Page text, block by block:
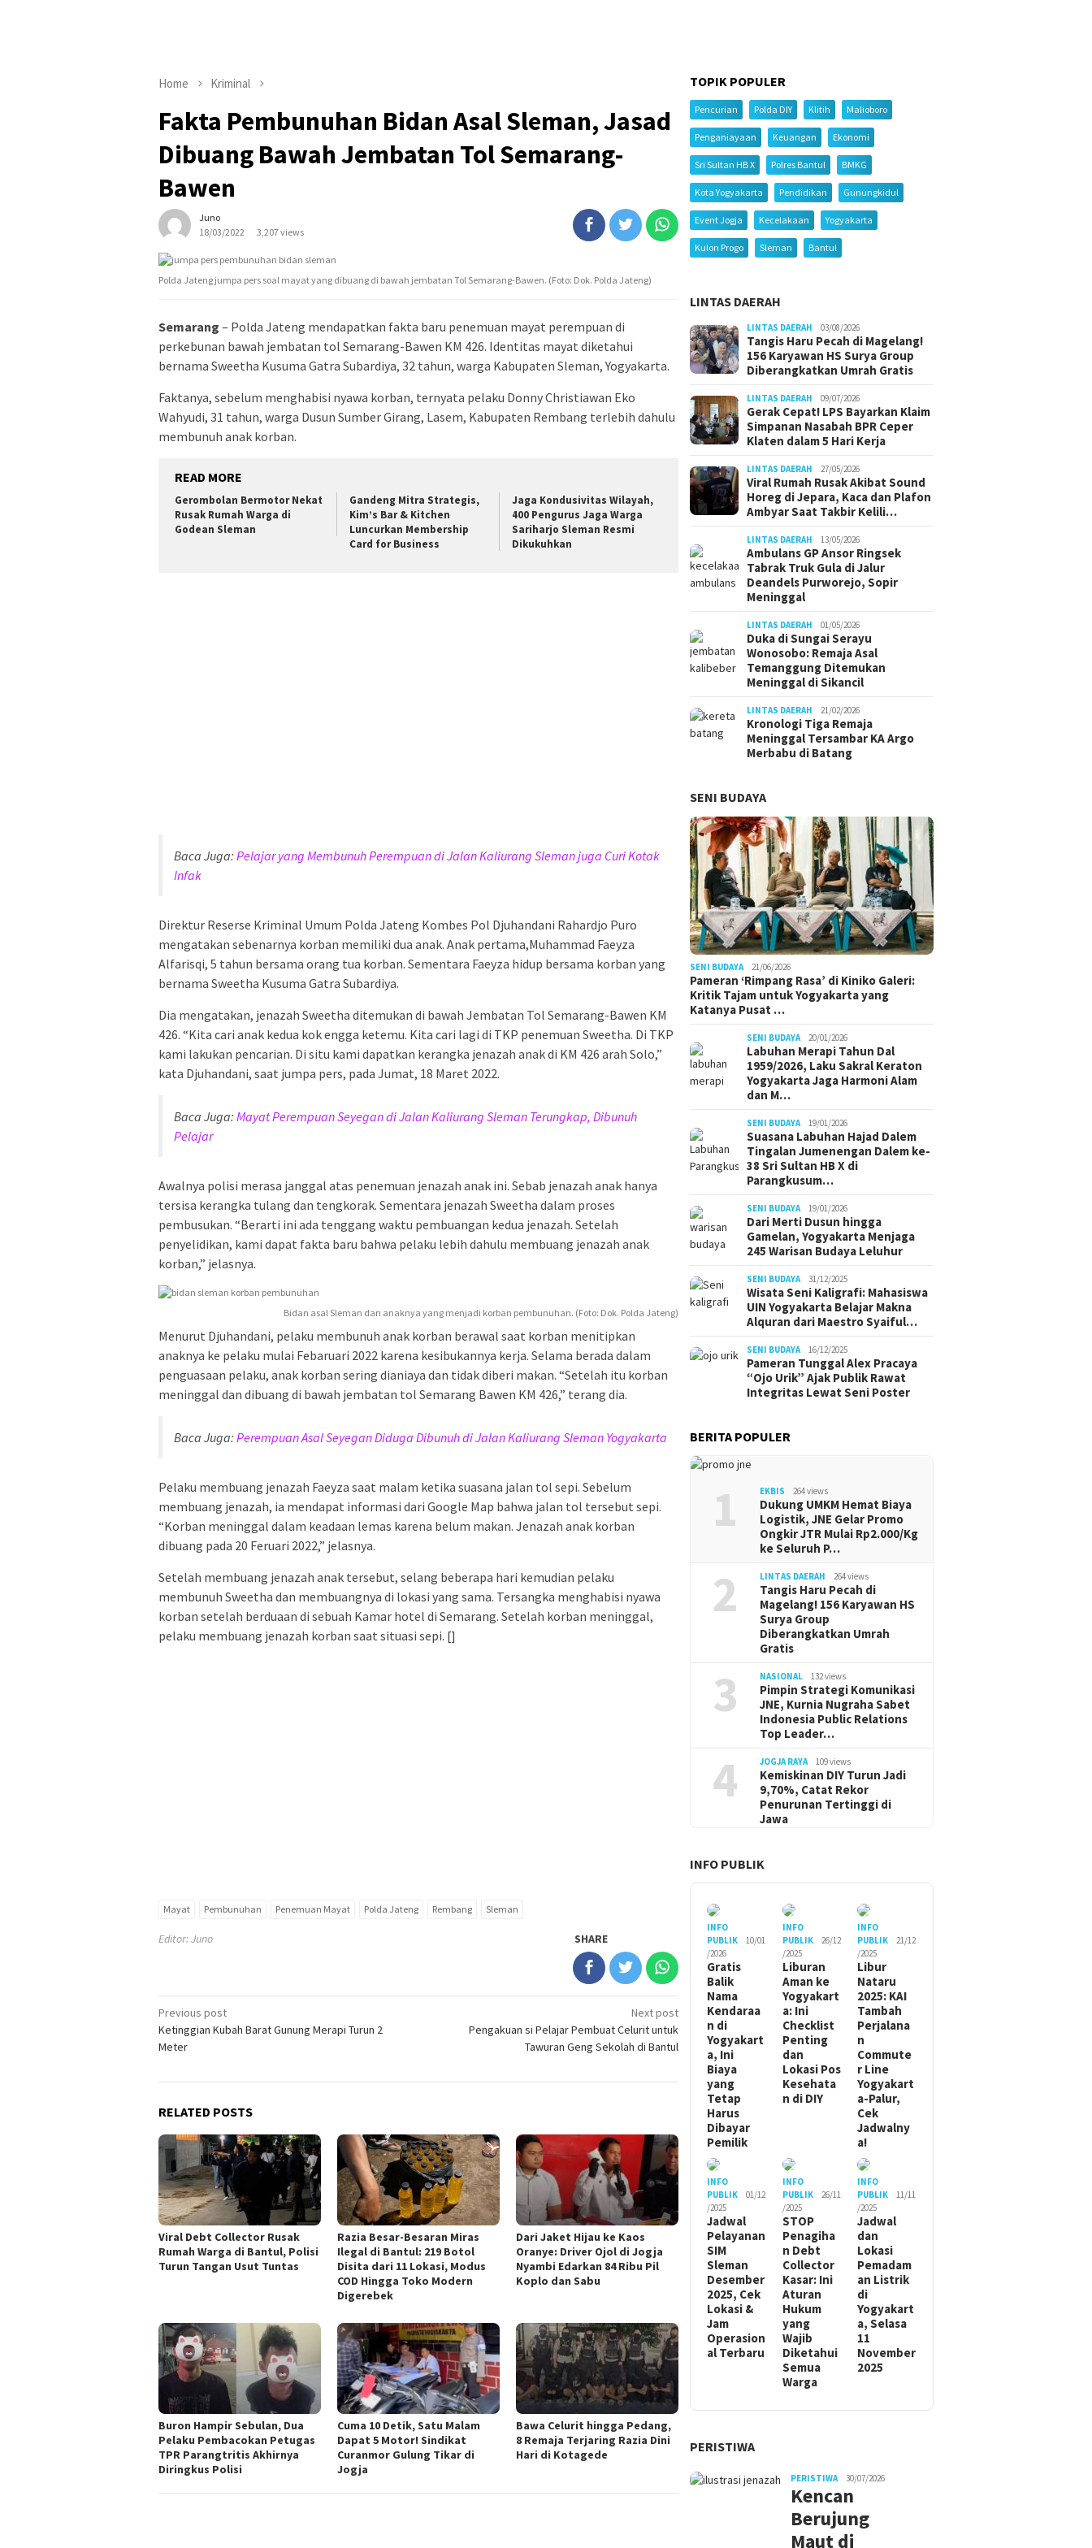
Home Kriminal
Fakta Pembunuhan Bidan Asal Sleman, Jasad
Dibuang Bawah Jembatan Tol Semarang-
Bawen
Juno
18/03/2022
3,207 views
Polda Jateng jumpa pers soal mayat yang dibuang di bawah jembatan Tol Semarang-Bawen. (Foto: Dok. Polda Jateng)
Semarang – Polda Jateng mendapatkan fakta baru penemuan mayat perempuan di
perkebunan bawah jembatan tol Semarang-Bawen KM 426. Identitas mayat diketahui
bernama Sweetha Kusuma Gatra Subardiya, 32 tahun, warga Kabupaten Sleman, Yogyakarta.
Faktanya, sebelum menghabisi nyawa korban, ternyata pelaku Donny Christiawan Eko
Wahyudi, 31 tahun, warga Dusun Sumber Girang, Lasem, Kabupaten Rembang terlebih dahulu
membunuh anak korban.
READ MORE
Gerombolan Bermotor Nekat
Rusak Rumah Warga di
Godean Sleman
Gandeng Mitra Strategis,
Kim’s Bar & Kitchen
Luncurkan Membership
Card for Business
Jaga Kondusivitas Wilayah,
400 Pengurus Jaga Warga
Sariharjo Sleman Resmi
Dikukuhkan
Baca Juga: Pelajar yang Membunuh Perempuan di Jalan Kaliurang Sleman juga Curi Kotak
Infak
Direktur Reserse Kriminal Umum Polda Jateng Kombes Pol Djuhandani Rahardjo Puro
mengatakan sebenarnya korban memiliki dua anak. Anak pertama,Muhammad Faeyza
Alfarisqi, 5 tahun bersama orang tua korban. Sementara Faeyza hidup bersama korban yang
bernama Sweetha Kusuma Gatra Subardiya.
Dia mengatakan, jenazah Sweetha ditemukan di bawah Jembatan Tol Semarang-Bawen KM
426. “Kita cari anak kedua kok engga ketemu. Kita cari lagi di TKP penemuan Sweetha. Di TKP
kami lakukan pencarian. Di situ kami dapatkan kerangka jenazah anak di KM 426 arah Solo,”
kata Djuhandani, saat jumpa pers, pada Jumat, 18 Maret 2022.
Baca Juga: Mayat Perempuan Seyegan di Jalan Kaliurang Sleman Terungkap, Dibunuh
Pelajar
Awalnya polisi merasa janggal atas penemuan jenazah anak ini. Sebab jenazah anak hanya
tersisa kerangka tulang dan tengkorak. Sementara jenazah Sweetha dalam proses
pembusukan. “Berarti ini ada tenggang waktu pembuangan kedua jenazah. Setelah
penyelidikan, kami dapat fakta baru bahwa pelaku lebih dahulu membuang jenazah anak
korban,” jelasnya.
Bidan asal Sleman dan anaknya yang menjadi korban pembunuhan. (Foto: Dok. Polda Jateng)
Menurut Djuhandani, pelaku membunuh anak korban berawal saat korban menitipkan
anaknya ke pelaku mulai Febaruari 2022 karena kesibukannya kerja. Selama berada dalam
penguasaan pelaku, anak korban sering dianiaya dan tidak diberi makan. “Setelah itu korban
meninggal dan dibuang di bawah jembatan tol Semarang Bawen KM 426,” terang dia.
Baca Juga: Perempuan Asal Seyegan Diduga Dibunuh di Jalan Kaliurang Sleman Yogyakarta
Pelaku membuang jenazah Faeyza saat malam ketika suasana jalan tol sepi. Sebelum
membuang jenazah, ia mendapat informasi dari Google Map bahwa jalan tol tersebut sepi.
“Korban meninggal dalam keadaan lemas karena belum makan. Jenazah anak korban
dibuang pada 20 Feruari 2022,” jelasnya.
Setelah membuang jenazah anak tersebut, selang beberapa hari kemudian pelaku
membunuh Sweetha dan membuangnya di lokasi yang sama. Tersangka menghabisi nyawa
korban setelah berduaan di sebuah Kamar hotel di Semarang. Setelah korban meninggal,
pelaku membuang jenazah korban saat situasi sepi. []
Mayat Pembunuhan Penemuan Mayat Polda Jateng Rembang Sleman
Editor: Juno SHARE
Post
navigation
Previous post
Ketinggian Kubah Barat Gunung Merapi Turun 2
Meter
Next post
Pengakuan si Pelajar Pembuat Celurit untuk
Tawuran Geng Sekolah di Bantul
RELATED POSTS
Viral Debt Collector Rusak
Rumah Warga di Bantul, Polisi
Turun Tangan Usut Tuntas
Razia Besar-Besaran Miras
Ilegal di Bantul: 219 Botol
Disita dari 11 Lokasi, Modus
COD Hingga Toko Modern
Digerebek
Dari Jaket Hijau ke Kaos
Oranye: Driver Ojol di Jogja
Nyambi Edarkan 84 Ribu Pil
Koplo dan Sabu
Buron Hampir Sebulan, Dua
Pelaku Pembacokan Petugas
TPR Parangtritis Akhirnya
Diringkus Polisi
Cuma 10 Detik, Satu Malam
Dapat 5 Motor! Sindikat
Curanmor Gulung Tikar di
Jogja
Bawa Celurit hingga Pedang,
8 Remaja Terjaring Razia Dini
Hari di Kotagede
TOPIK POPULER
Pencurian Polda DIY Klitih Malioboro
Penganiayaan Keuangan Ekonomi
Sri Sultan HB X Polres Bantul BMKG
Kota Yogyakarta Pendidikan Gunungkidul
Event Jogja Kecelakaan Yogyakarta
Kulon Progo Sleman Bantul
LINTAS DAERAH
LINTAS DAERAH 03/08/2026
Tangis Haru Pecah di Magelang!
156 Karyawan HS Surya Group
Diberangkatkan Umrah Gratis
LINTAS DAERAH 09/07/2026
Gerak Cepat! LPS Bayarkan Klaim
Simpanan Nasabah BPR Ceper
Klaten dalam 5 Hari Kerja
LINTAS DAERAH 27/05/2026
Viral Rumah Rusak Akibat Sound
Horeg di Jepara, Kaca dan Plafon
Ambyar Saat Takbir Kelili…
LINTAS DAERAH 13/05/2026
Ambulans GP Ansor Ringsek
Tabrak Truk Gula di Jalur
Deandels Purworejo, Sopir
Meninggal
LINTAS DAERAH 01/05/2026
Duka di Sungai Serayu
Wonosobo: Remaja Asal
Temanggung Ditemukan
Meninggal di Sikancil
LINTAS DAERAH 21/02/2026
Kronologi Tiga Remaja
Meninggal Tersambar KA Argo
Merbabu di Batang
SENI BUDAYA
SENI BUDAYA 21/06/2026
Pameran ‘Rimpang Rasa’ di Kiniko Galeri:
Kritik Tajam untuk Yogyakarta yang
Katanya Pusat …
SENI BUDAYA 20/01/2026
Labuhan Merapi Tahun Dal
1959/2026, Laku Sakral Keraton
Yogyakarta Jaga Harmoni Alam
dan M…
SENI BUDAYA 19/01/2026
Suasana Labuhan Hajad Dalem
Tingalan Jumenengan Dalem ke-
38 Sri Sultan HB X di
Parangkusum…
SENI BUDAYA 19/01/2026
Dari Merti Dusun hingga
Gamelan, Yogyakarta Menjaga
245 Warisan Budaya Leluhur
SENI BUDAYA 31/12/2025
Wisata Seni Kaligrafi: Mahasiswa
UIN Yogyakarta Belajar Makna
Alquran dari Maestro Syaiful…
SENI BUDAYA 16/12/2025
Pameran Tunggal Alex Pracaya
“Ojo Urik” Ajak Publik Rawat
Integritas Lewat Seni Poster
BERITA POPULER
1 EKBIS 264 views
Dukung UMKM Hemat Biaya
Logistik, JNE Gelar Promo
Ongkir JTR Mulai Rp2.000/Kg
ke Seluruh P…
2 LINTAS DAERAH 264 views
Tangis Haru Pecah di
Magelang! 156 Karyawan HS
Surya Group
Diberangkatkan Umrah
Gratis
3 NASIONAL 132 views
Pimpin Strategi Komunikasi
JNE, Kurnia Nugraha Sabet
Indonesia Public Relations
Top Leader…
4 JOGJA RAYA 109 views
Kemiskinan DIY Turun Jadi
9,70%, Catat Rekor
Penurunan Tertinggi di
Jawa
INFO PUBLIK
INFO
PUBLIK
10/01
/2026
Gratis
Balik
Nama
Kendaraa
n di
Yogyakart
a, Ini
Biaya
yang
Tetap
Harus
Dibayar
Pemilik
INFO
PUBLIK
26/12
/2025
Liburan
Aman ke
Yogyakart
a: Ini
Checklist
Penting
dan
Lokasi Pos
Kesehata
n di DIY
INFO
PUBLIK
21/12
/2025
Libur
Nataru
2025: KAI
Tambah
Perjalana
n
Commute
r Line
Yogyakart
a-Palur,
Cek
Jadwalny
a!
INFO
PUBLIK
01/12
/2025
Jadwal
Pelayanan
SIM
Sleman
Desember
2025, Cek
Lokasi &
Jam
Operasion
al Terbaru
INFO
PUBLIK
26/11
/2025
STOP
Penagiha
n Debt
Collector
Kasar: Ini
Aturan
Hukum
yang
Wajib
Diketahui
Semua
Warga
INFO
PUBLIK
11/11
/2025
Jadwal
dan
Lokasi
Pemadam
an Listrik
di
Yogyakart
a, Selasa
11
November
2025
PERISTIWA
PERISTIWA 30/07/2026
Kencan
Berujung
Maut di